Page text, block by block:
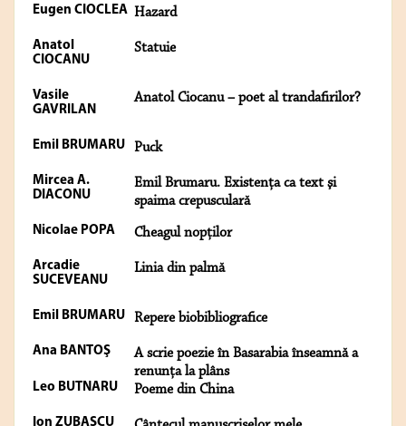
Eugen CIOCLEA Hazard
Anatol
CIOCANU
Statuie
Vasile
GAVRILAN
Anatol Ciocanu – poet al trandafirilor?
Emil BRUMARU Puck
Mircea A.
DIACONU
Emil Brumaru. Existenţa ca text şi
spaima crepusculară
Nicolae POPA Cheagul nopţilor
Arcadie
SUCEVEANU
Linia din palmă
Emil BRUMARU Repere biobibliografice
Ana BANTOŞ
A scrie poezie în Basarabia înseamnă a
renunţa la plâns
Leo BUTNARU Poeme din China
Ion ZUBAŞCU